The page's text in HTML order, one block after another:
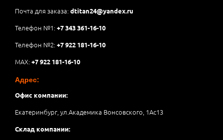
Почта для заказа:dtitan24@yandex.ru
Телефон №1:+7 343 361-16-10
Телефон №2:+7 922 181-16-10
MAX:+7 922 181-16-10
Адрес:
Офис компании:
Екатеринбург, ул.Академика Вонсовского, 1Аc13
Склад компании: